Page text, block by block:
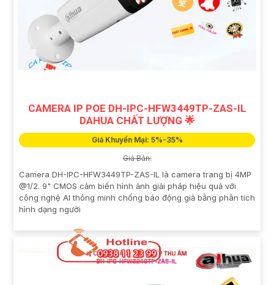
CAMERA IP POE DH-IPC-HFW3449TP-ZAS-IL
DAHUA CHẤT LƯỢNG 🌟
Giá Khuyến Mại: 5%-35%
Giá Bán:
Camera DH-IPC-HFW3449TP-ZAS-IL là camera trang bị 4MP
@1/2. 9" CMOS cảm biến hình ảnh giải pháp hiệu quả với
công nghệ AI thông minh chống báo động giả bằng phân tích
hình dạng người